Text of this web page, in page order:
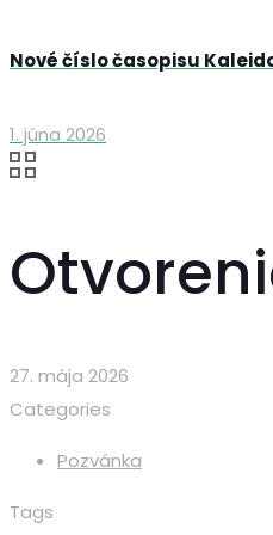
Nové číslo časopisu
1. júna 2026
27. mája 2026
Categories
Pozvánka
Tags